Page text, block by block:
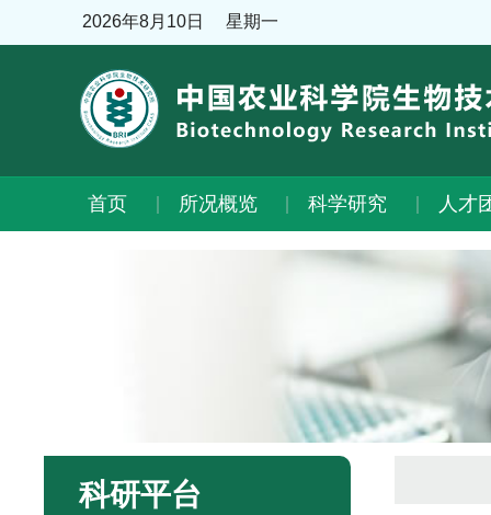
2026年8月10日 星期一
首页 所况概览 科学研究 人才
科研平台